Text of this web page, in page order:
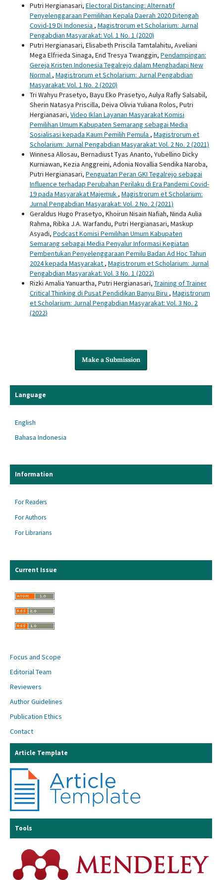
Putri Hergianasari, Electoral Distancing: Alternatif
Penyelenggaraan Pemilihan Kepala Daerah 2020 Ditengah
Covid-19 Di Indonesia , Magistrorum et Scholarium: Jurnal
Pengabdian Masyarakat: Vol. 1 No. 1 (2020)
Putri Hergianasari, Elisabeth Priscila Tamtalahitu, Aveliani
Mega Elfrieda Sinaga, End Tresya Twanggin, Pendampingan:
Gereja Kristen Indonesia Tegalrejo dalam Menghadapi New
Normal , Magistrorum et Scholarium: Jurnal Pengabdian
Masyarakat: Vol. 1 No. 2 (2020)
Tri Wahyu Prasetyo, Bayu Eko Prasetyo, Aulya Rafly Salsabil,
Sherin Natasya Priscilla, Deiva Olivia Yuliana Rolos, Putri
Hergianasari, Video Iklan Layanan Masyarakat Komisi
Pemilihan Umum Kabupaten Semarang sebagai Media
Sosialisasi kepada Kaum Pemilih Pemula , Magistrorum et
Scholarium: Jurnal Pengabdian Masyarakat: Vol. 2 No. 2 (2021)
Winnesa Allosau, Bernadiust Tyas Ananto, Yubellino Dicky
Kurniawan, Kezia Anggreini, Adonia Novallia Sendika Naroba,
Putri Hergianasari, Penguatan Peran GKI Tegalrejo sebagai
Influence terhadap Perubahan Perilaku di Era Pandemi Covid-
19 pada Masyarakat Majemuk , Magistrorum et Scholarium:
Jurnal Pengabdian Masyarakat: Vol. 2 No. 2 (2021)
Geraldus Hugo Prasetyo, Khoirun Nisain Nafiah, Ninda Aulia
Rahma, Ribka J.A. Warfandu, Putri Hergianasari, Maskup
Asyadi, Podcast Komisi Pemilihan Umum Kabupaten
Semarang sebagai Media Penyalur Informasi Kegiatan
Pembentukan Penyelenggaraan Pemilu Badan Ad Hoc Tahun
2024 kepada Masyarakat , Magistrorum et Scholarium: Jurnal
Pengabdian Masyarakat: Vol. 3 No. 1 (2022)
Rizki Amalia Yanuartha, Putri Hergianasari, Training of Trainer
Critical Thinking di Pusat Pendidikan Banyu Biru , Magistrorum
et Scholarium: Jurnal Pengabdian Masyarakat: Vol. 3 No. 2
(2022)
Make a Submission
Language
English
Bahasa Indonesia
Information
For Readers
For Authors
For Librarians
Current Issue
Focus and Scope
Editorial Team
Reviewers
Author Guidelines
Publication Ethics
Contact
Article Template
Tools